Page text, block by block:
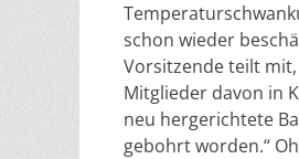
schon wieder
Vorsitzende teilt
Mitglieder davon in
neu hergerichtete
gebohrt worden.“